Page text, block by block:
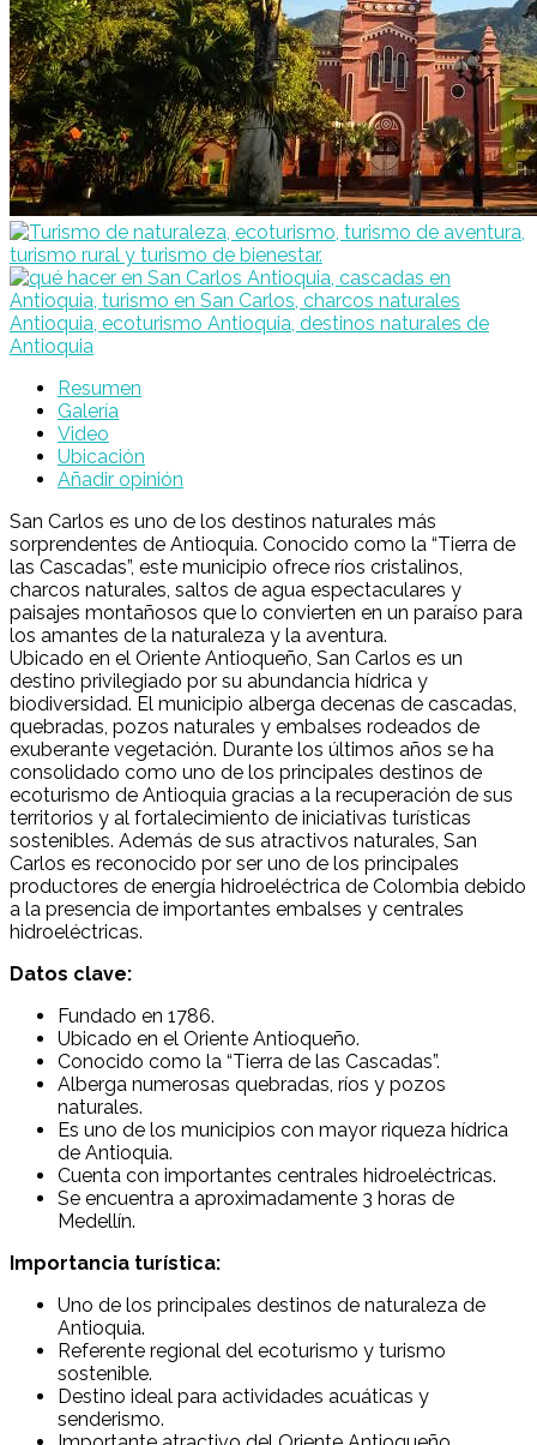
Resumen
Galería
Video
Ubicación
Añadir opinión
San Carlos es uno de los destinos naturales más
sorprendentes de Antioquia. Conocido como la “Tierra de
las Cascadas”, este municipio ofrece ríos cristalinos,
charcos naturales, saltos de agua espectaculares y
paisajes montañosos que lo convierten en un paraíso para
los amantes de la naturaleza y la aventura.
Ubicado en el Oriente Antioqueño, San Carlos es un
destino privilegiado por su abundancia hídrica y
biodiversidad. El municipio alberga decenas de cascadas,
quebradas, pozos naturales y embalses rodeados de
exuberante vegetación. Durante los últimos años se ha
consolidado como uno de los principales destinos de
ecoturismo de Antioquia gracias a la recuperación de sus
territorios y al fortalecimiento de iniciativas turísticas
sostenibles. Además de sus atractivos naturales, San
Carlos es reconocido por ser uno de los principales
productores de energía hidroeléctrica de Colombia debido
a la presencia de importantes embalses y centrales
hidroeléctricas.
Datos clave:
Fundado en 1786.
Ubicado en el Oriente Antioqueño.
Conocido como la “Tierra de las Cascadas”.
Alberga numerosas quebradas, ríos y pozos
naturales.
Es uno de los municipios con mayor riqueza hídrica
de Antioquia.
Cuenta con importantes centrales hidroeléctricas.
Se encuentra a aproximadamente 3 horas de
Medellín.
Importancia turística:
Uno de los principales destinos de naturaleza de
Antioquia.
Referente regional del ecoturismo y turismo
sostenible.
Destino ideal para actividades acuáticas y
senderismo.